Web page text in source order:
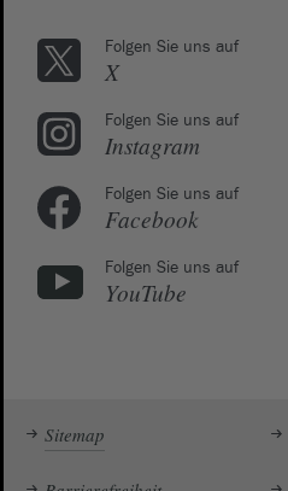
Folgen Sie uns auf
X
Folgen Sie uns auf
Instagram
Folgen Sie uns auf
Facebook
Folgen Sie uns auf
YouTube
Sitemap